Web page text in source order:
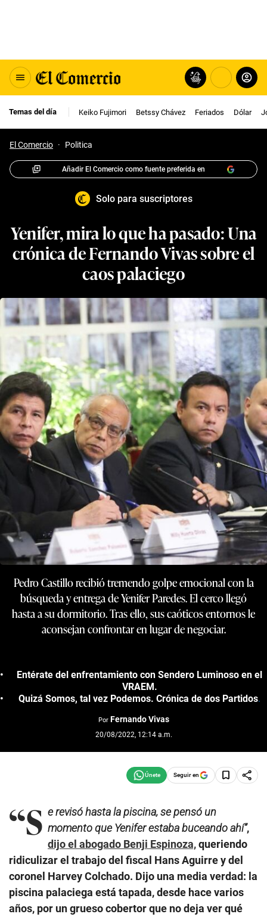
Temas del día Keiko Fujimori Betssy Chávez Feriados Dólar
El Comercio · Politica
Añadir El Comercio como fuente preferida en
Solo para suscriptores
Yenifer, mira lo que ha pasado: Una
crónica de Fernando Vivas sobre el
caos palaciego
Pedro Castillo recibió tremendo golpe emocional con la
búsqueda y entrega de Yenifer Paredes. El cerco llegó
hasta a su dormitorio. Tras ello, sus caóticos entornos le
aconsejan confrontar en lugar de negociar.
Entérate del enfrentamiento con Sendero Luminoso en el
VRAEM.
Quizá Somos, tal vez Podemos. Crónica de dos Partidos.
Por Fernando Vivas
20/08/2022, 12:14 a.m.
Seguir en
“S e revisó hasta la piscina, se pensó un
momento que Yenifer estaba buceando ahí”,
dijo el abogado Benji Espinoza,queriendo
ridiculizar el trabajo del fiscal Hans Aguirre y del
coronel Harvey Colchado. Dijo una media verdad: la
piscina palaciega está tapada, desde hace varios
años, por un grueso cobertor que no deja ver qué